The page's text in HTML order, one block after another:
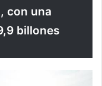
con una
billones